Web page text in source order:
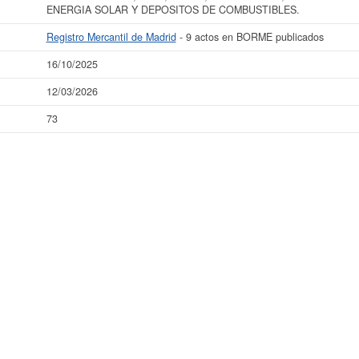
ENERGIA SOLAR Y DEPOSITOS DE COMBUSTIBLES.
Registro Mercantil de Madrid- 9 actos en BORME publicados
16/10/2025
12/03/2026
73